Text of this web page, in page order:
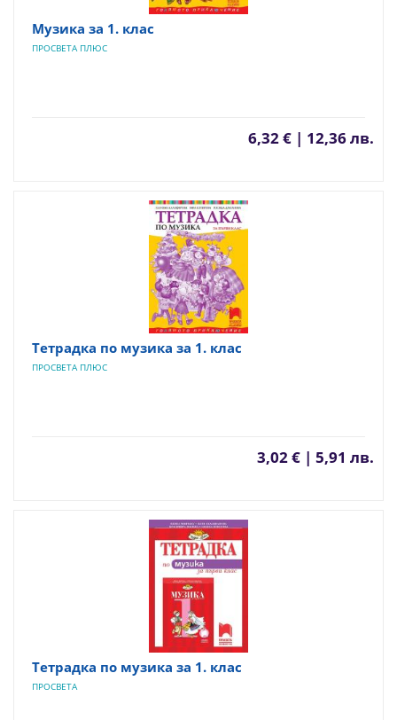
Музика за 1. клас
ПРОСВЕТА ПЛЮС
6,32 € | 12,36 лв.
Тетрадка по музика за 1. клас
ПРОСВЕТА ПЛЮС
3,02 € | 5,91 лв.
Тетрадка по музика за 1. клас
ПРОСВЕТА